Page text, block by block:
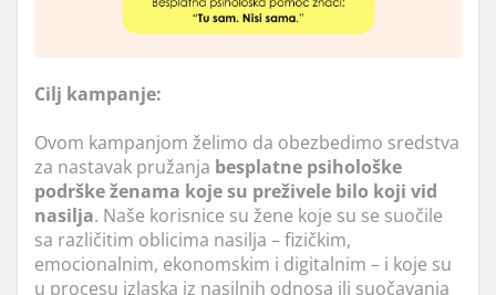
Cilj kampanje:
Ovom kampanjom želimo da obezbedimo sredstva
za nastavak pružanja besplatne psihološke
podrške ženama koje su preživele bilo koji vid
nasilja. Naše korisnice su žene koje su se suočile
sa različitim oblicima nasilja – fizičkim,
emocionalnim, ekonomskim i digitalnim – i koje su
u procesu izlaska iz nasilnih odnosa ili suočavanja